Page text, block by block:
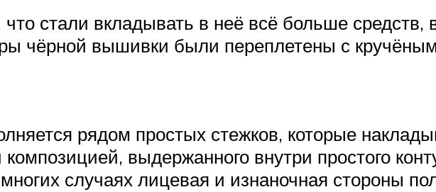
стали вкладывать в неё всё больше средств,
чёрной вышивки были переплетены с
рядом простых стежков, которые
выдержанного внутри простого
случаях лицевая и изнаночная стороны